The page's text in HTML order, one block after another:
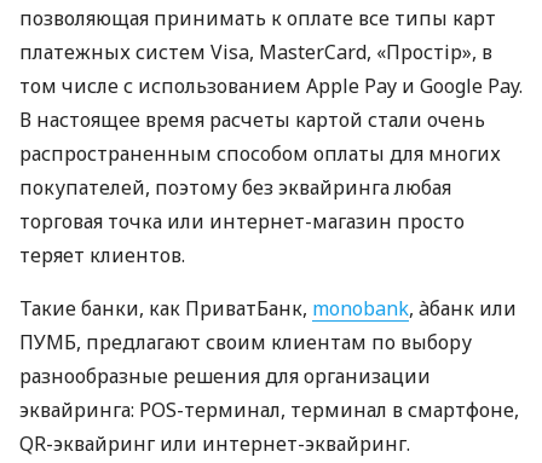
позволяющая принимать к оплате все типы карт
платежных систем Visa, MasterCard, «Простір», в
том числе с использованием Apple Pay и Google Pay.
В настоящее время расчеты картой стали очень
распространенным способом оплаты для многих
покупателей, поэтому без эквайринга любая
торговая точка или интернет-магазин просто
теряет клиентов.
Такие банки, как ПриватБанк, monobank, àбанк или
ПУМБ, предлагают своим клиентам по выбору
разнообразные решения для организации
эквайринга: POS-терминал, терминал в смартфоне,
QR-эквайринг или интернет-эквайринг.